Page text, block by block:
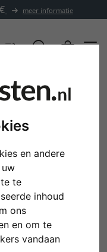
en andere
te
inhoud
ons
en om te
vandaan
meer informatie